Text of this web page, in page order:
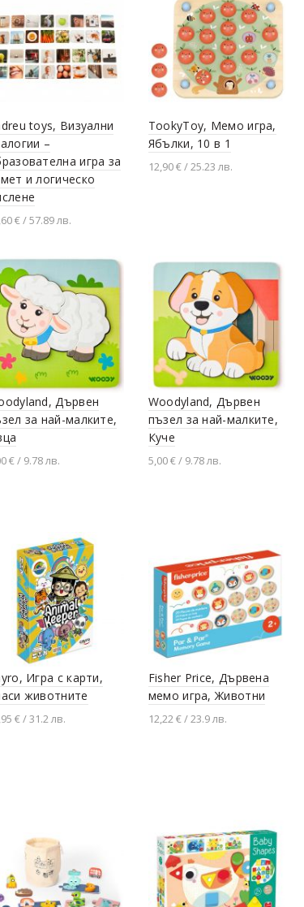
toys, Визуални
–
игра за
и логическо
€ / 57.89 лв.
TookyToy, Мемо игра,
Ябълки, 10 в 1
12,90 € / 25.23 лв.
Дървен
за най-малките,
€ / 9.78 лв.
Woodyland, Дървен
пъзел за най-малките,
Куче
5,00 € / 9.78 лв.
Игра с карти,
животните
€ / 31.2 лв.
Fisher Price, Дървена
мемо игра, Животни
12,22 € / 23.9 лв.